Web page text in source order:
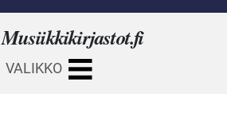
Musiikkikirjastot.fi
VALIKKO